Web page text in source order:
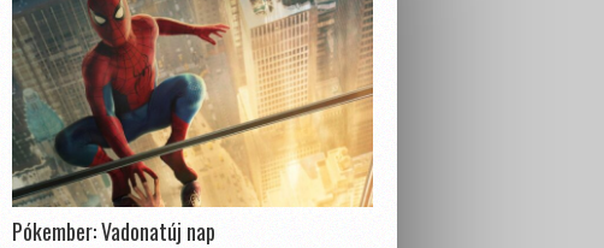
Pókember: Vadonatúj nap